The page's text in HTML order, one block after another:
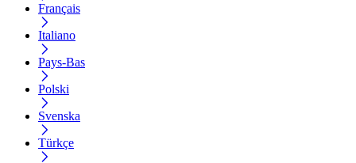
Français
Italiano
Pays-Bas
Polski
Svenska
Türkçe